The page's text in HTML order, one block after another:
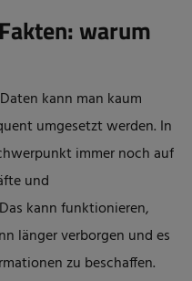
warum
kann man kaum
umgesetzt werden. In
immer noch auf
und
kann funktionieren,
länger verborgen und es
zu beschaffen.